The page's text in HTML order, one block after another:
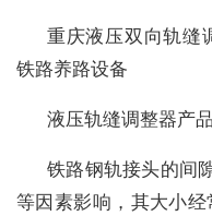
重庆液压双向轨缝
铁路养路设备
液压轨缝调整器产
铁路钢轨接头的间
等因素影响，其大小